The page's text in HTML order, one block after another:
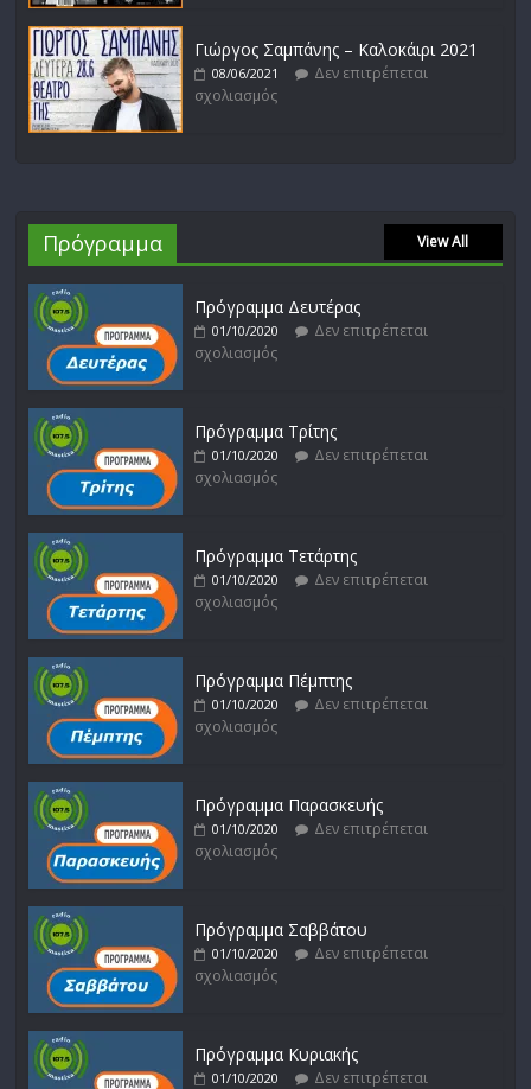
Γιώργος Σαμπάνης – Καλοκάιρι 2021
08/06/2021
Δεν επιτρέπεται
σχολιασμός
Πρόγραμμα View All
Πρόγραμμα Δευτέρας
01/10/2020
Δεν επιτρέπεται
σχολιασμός
Πρόγραμμα Τρίτης
01/10/2020
Δεν επιτρέπεται
σχολιασμός
Πρόγραμμα Τετάρτης
01/10/2020
Δεν επιτρέπεται
σχολιασμός
Πρόγραμμα Πέμπτης
01/10/2020
Δεν επιτρέπεται
σχολιασμός
Πρόγραμμα Παρασκευής
01/10/2020
Δεν επιτρέπεται
σχολιασμός
Πρόγραμμα Σαββάτου
01/10/2020
Δεν επιτρέπεται
σχολιασμός
Πρόγραμμα Κυριακής
01/10/2020
Δεν επιτρέπεται